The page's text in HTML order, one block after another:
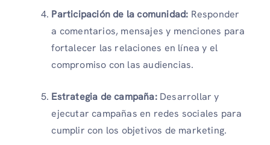
Participación de la comunidad: Responder
a comentarios, mensajes y menciones para
fortalecer las relaciones en línea y el
compromiso con las audiencias.
Estrategia de campaña:Desarrollar y
ejecutar campañas en redes sociales para
cumplir con los objetivos de marketing.